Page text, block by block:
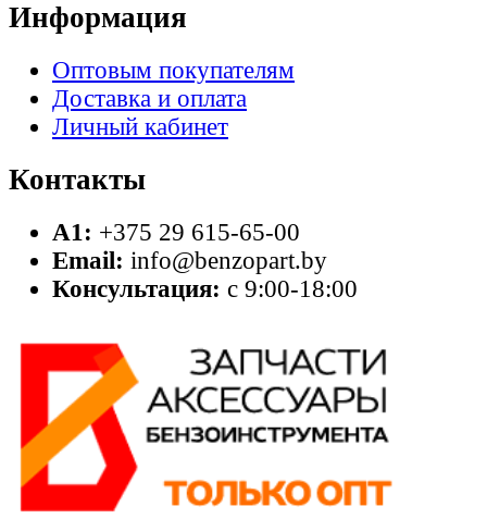
Информация
Оптовым покупателям
Доставка и оплата
Личный кабинет
Контакты
A1: +375 29 615-65-00
Email: info@benzopart.by
Консультация: с 9:00-18:00